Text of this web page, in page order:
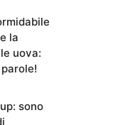
la
uova:
sono